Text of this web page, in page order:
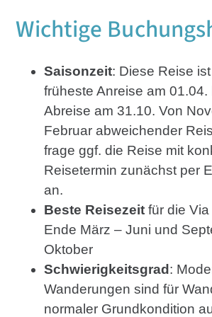
Wichtige
Saisonzeit: Diese Reise
früheste Anreise am 01.04.
Abreise am 31.10. Von
Februar abweichender
frage ggf. die Reise mit
Reisetermin zunächst per
an.
Beste Reisezeit für die
Ende März – Juni und
Oktober
Schwierigkeitsgrad :
Wanderungen sind für
normaler Grundkondition